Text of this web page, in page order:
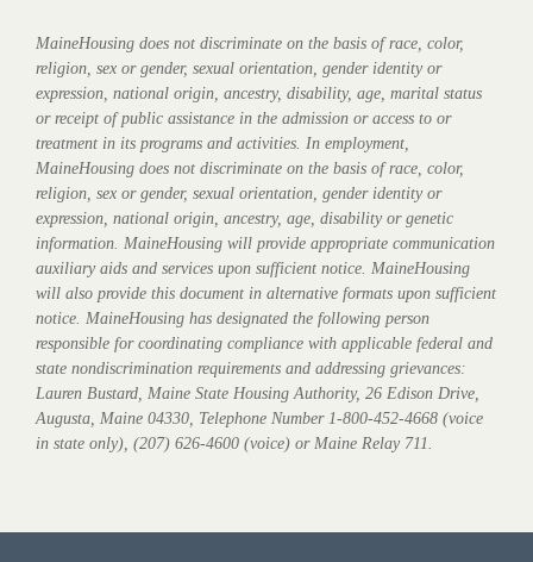
MaineHousing does not discriminate on the basis of race, color,
religion, sex or gender, sexual orientation, gender identity or
expression, national origin, ancestry, disability, age, marital status
or receipt of public assistance in the admission or access to or
treatment in its programs and activities. In employment,
MaineHousing does not discriminate on the basis of race, color,
religion, sex or gender, sexual orientation, gender identity or
expression, national origin, ancestry, age, disability or genetic
information. MaineHousing will provide appropriate communication
auxiliary aids and services upon sufficient notice. MaineHousing
will also provide this document in alternative formats upon sufficient
notice. MaineHousing has designated the following person
responsible for coordinating compliance with applicable federal and
state nondiscrimination requirements and addressing grievances:
Lauren Bustard, Maine State Housing Authority, 26 Edison Drive,
Augusta, Maine 04330, Telephone Number 1-800-452-4668 (voice
in state only), (207) 626-4600 (voice) or Maine Relay 711.